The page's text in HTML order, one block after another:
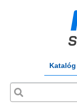
Katalóg